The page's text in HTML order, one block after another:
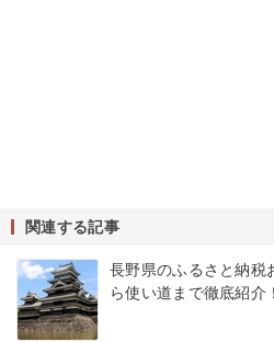
関連する記事
長野県のふるさと納税
ら使い道まで徹底紹介！